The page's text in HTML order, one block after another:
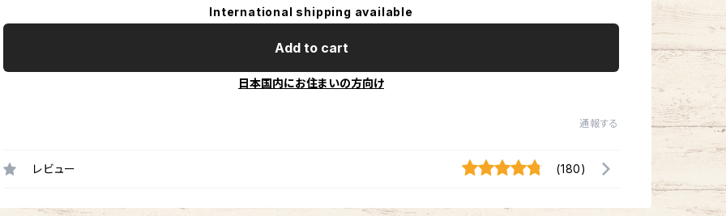
International shipping available
Add to cart
日本国内にお住まいの方向け
通報する
レビュー (180)